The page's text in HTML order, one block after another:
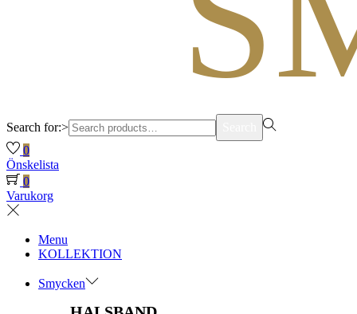
Search for:>
0
Önskelista
0
Varukorg
Menu
KOLLEKTION
Smycken